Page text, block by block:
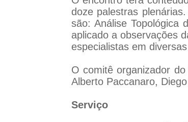
doze palestras
são: Análise Topológica
aplicado a observações
especialistas em
O comitê organizador
Alberto Paccanaro,
Serviço